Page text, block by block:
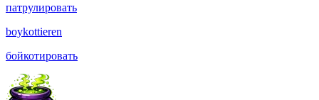
патрулировать
boykottieren
бойкотировать